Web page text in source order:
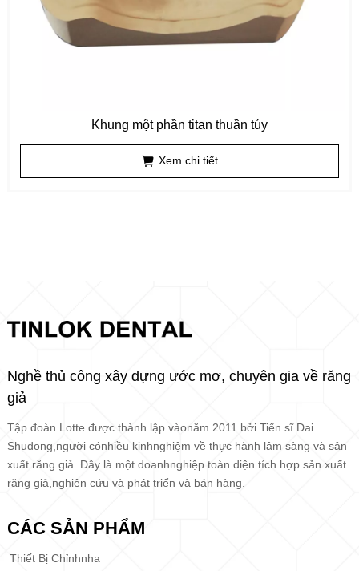
Khung một phần titan thuần túy
Xem chi tiết
Nghề thủ công xây dựng ước mơ, chuyên gia về răng
giả
Tập đoàn Lotte được thành lập vàonăm 2011 bởi Tiến sĩ Dai
Shudong,người cónhiều kinhnghiệm về thực hành lâm sàng và sản
xuất răng giả. Đây là một doanhnghiệp toàn diện tích hợp sản xuất
răng giả,nghiên cứu và phát triển và bán hàng.
CÁC SẢN PHẨM
Thiết Bị Chỉnhnha